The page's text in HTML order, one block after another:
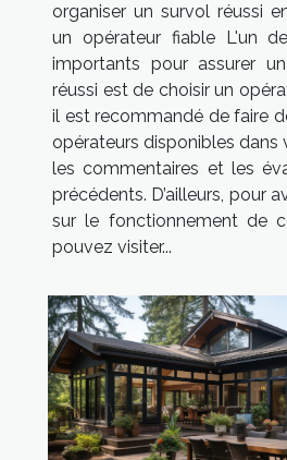
organiser un survol réussi
un opérateur fiable L'un
importants pour assurer
réussi est de choisir un
il est recommandé de faire
opérateurs disponibles dans
les commentaires et les
précédents. D’ailleurs, pour
sur le fonctionnement de
pouvez visiter...